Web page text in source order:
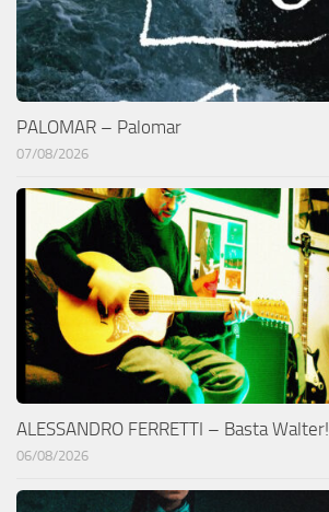
PALOMAR – Palomar
07/08/2026
ALESSANDRO FERRETTI – Basta Walter!
06/08/2026